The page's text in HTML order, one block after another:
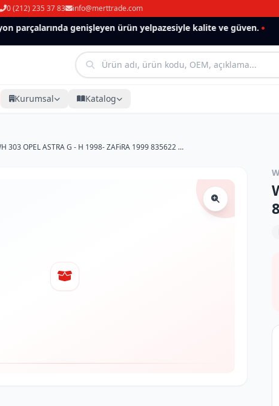
0 (212) 235 37 83 info@merttrade.com
parçalarında genişleyen ürün yelpazesiyle kalite ve güven.
Kurumsal Katalog
WH 303 OPEL ASTRA G - H 1998- ZAFiRA 1999 835622 Hava Filtresi